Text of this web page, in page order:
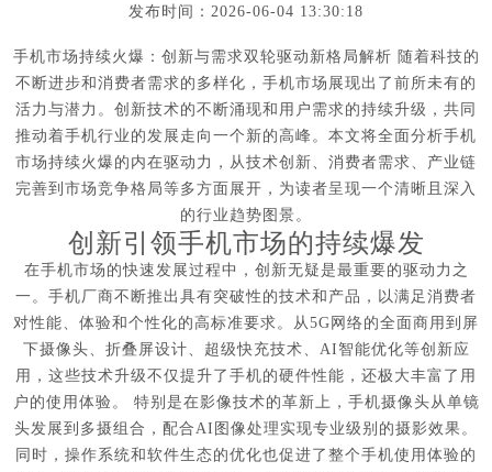
发布时间：2026-06-04 13:30:18
手机市场持续火爆：创新与需求双轮驱动新格局解析 随着科技的
不断进步和消费者需求的多样化，手机市场展现出了前所未有的
活力与潜力。创新技术的不断涌现和用户需求的持续升级，共同
推动着手机行业的发展走向一个新的高峰。本文将全面分析手机
市场持续火爆的内在驱动力，从技术创新、消费者需求、产业链
完善到市场竞争格局等多方面展开，为读者呈现一个清晰且深入
的行业趋势图景。
创新引领手机市场的持续爆发
在手机市场的快速发展过程中，创新无疑是最重要的驱动力之
一。手机厂商不断推出具有突破性的技术和产品，以满足消费者
对性能、体验和个性化的高标准要求。从5G网络的全面商用到屏
下摄像头、折叠屏设计、超级快充技术、AI智能优化等创新应
用，这些技术升级不仅提升了手机的硬件性能，还极大丰富了用
户的使用体验。 特别是在影像技术的革新上，手机摄像头从单镜
头发展到多摄组合，配合AI图像处理实现专业级别的摄影效果。
同时，操作系统和软件生态的优化也促进了整个手机使用体验的